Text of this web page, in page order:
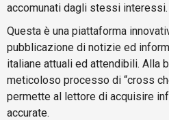
accomunati dagli stessi interessi.
Questa è una piattaforma
pubblicazione di notizie ed
italiane attuali ed attendibili. Alla
meticoloso processo di “cross
permette al lettore di acquisire
accurate.